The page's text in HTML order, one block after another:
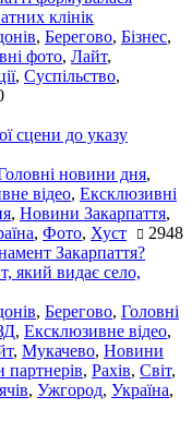
клінік
, Берегово, Бізнес,
фото, Лайт,
, Суспільство,
сцени до указу
новини дня,
відео, Ексклюзивні
, Новини Закарпаття,
, Фото, Хуст 2948
який видає село,
, Берегово, Головні
, Ексклюзивне відео,
, Мукачево, Новини
, Рахів, Світ,
, Ужгород, Україна,